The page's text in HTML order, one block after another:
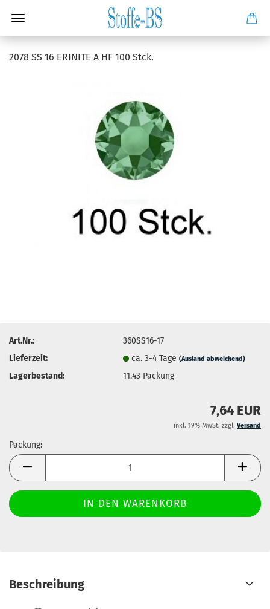
2078 SS 16 ERINITE A HF 100 Stck.
Art.Nr.:
360SS16-17
Lieferzeit:
ca. 3-4 Tage(Ausland abweichend)
Lagerbestand: 11.43 Packung
7,64 EUR
inkl. 19% MwSt. zzgl. Versand
Packung:
Packung
Beschreibung